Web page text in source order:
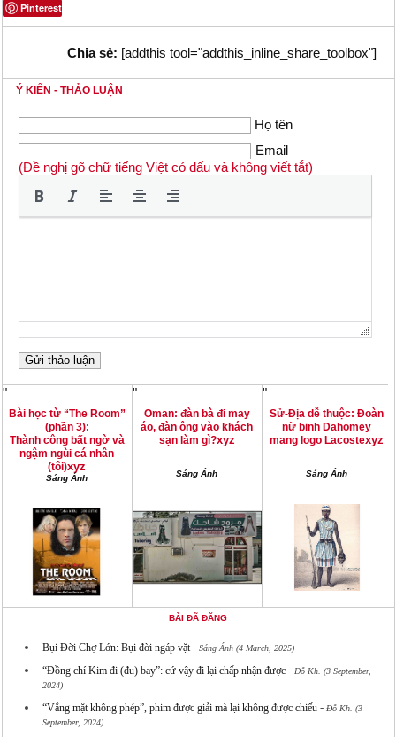
Pinterest
Chia sẻ: [addthis tool="addthis_inline_share_toolbox"]
Ý KIẾN - THẢO LUẬN
Họ tên
Email
(Đề nghị gõ chữ tiếng Việt có dấu và không viết tắt)
"
Bài học từ “The Room”
(phần 3):
Thành công bất ngờ và
ngậm ngùi cá nhân
(tôi)xyz
Sáng Ánh
"
Oman: đàn bà đi may
áo, đàn ông vào khách
sạn làm gì?xyz
Sáng Ánh
"
Sử-Địa dễ thuộc: Đoàn
nữ binh Dahomey
mang logo Lacostexyz
Sáng Ánh
BÀI ĐÃ ĐĂNG
Bụi Đời Chợ Lớn: Bụi đời ngáp vặt- Sáng Ánh (4 March, 2025)
“Đồng chí Kim đi (đu) bay”: cứ vậy đi lại chấp nhận được- Đỗ Kh. (3 September,
2024)
“Vắng mặt không phép”, phim được giải mà lại không được chiếu- Đỗ Kh. (3
September, 2024)